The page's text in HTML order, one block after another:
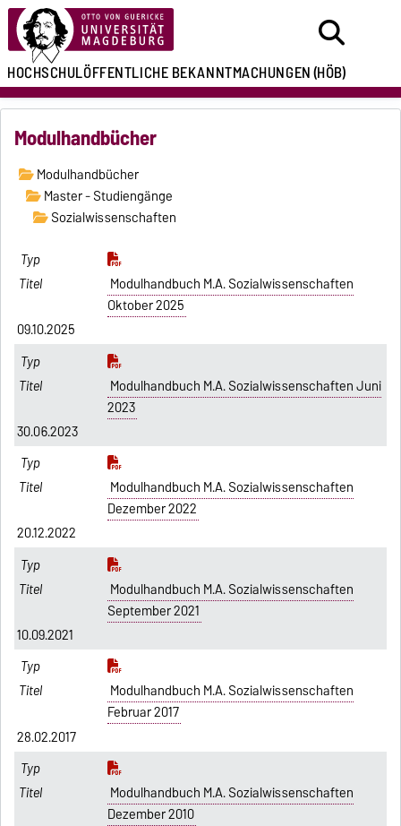
HOCHSCHULÖFFENTLICHEBEKANNTMACHUNGEN(HÖB)
Modulhandbücher
Modulhandbücher
Master - Studiengänge
Sozialwissenschaften
Modulhandbuch M.A. Sozialwissenschaften
Oktober 2025
09.10.2025
Modulhandbuch M.A. Sozialwissenschaften Juni
2023
30.06.2023
Modulhandbuch M.A. Sozialwissenschaften
Dezember 2022
20.12.2022
Modulhandbuch M.A. Sozialwissenschaften
September 2021
10.09.2021
Modulhandbuch M.A. Sozialwissenschaften
Februar 2017
28.02.2017
Modulhandbuch M.A. Sozialwissenschaften
Dezember 2010